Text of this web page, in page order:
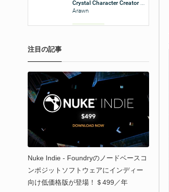
注目の記事
Nuke Indie - Foundryのノードベースコ
ンポジットソフトウェアにインディー
向け低価格版が登場！＄499／年